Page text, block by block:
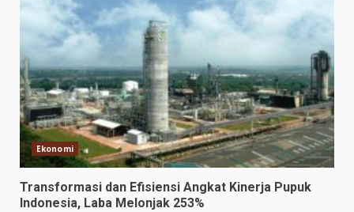
Ekonomi
Transformasi dan Efisiensi Angkat Kinerja Pupuk
Indonesia, Laba Melonjak 253%